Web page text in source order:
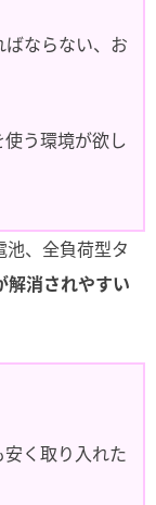
ばならない、お
う環境が欲し
、全負荷型タ
解消されやすい
安く取り入れた